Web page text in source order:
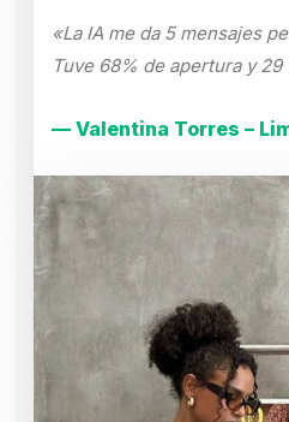
«La IA me da 5 mensajes
Tuve 68% de apertura y
— Valentina Torres –